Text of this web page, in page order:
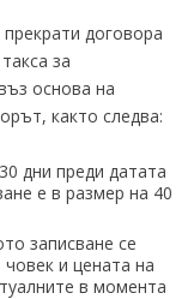
договора
за
основа на
както следва:
дни преди датата
е в размер на 40
записване се
и цената на
в момента